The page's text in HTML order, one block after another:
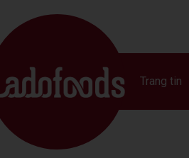
Trang tin